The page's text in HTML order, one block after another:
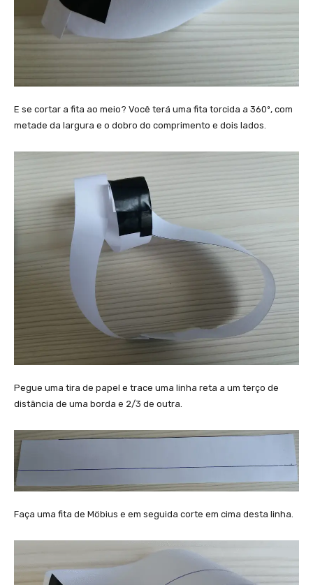
E se cortar a fita ao meio? Você terá uma fita torcida a 360º, com
metade da largura e o dobro do comprimento e dois lados.
Pegue uma tira de papel e trace uma linha reta a um terço de
distância de uma borda e 2/3 de outra.
Faça uma fita de Möbius e em seguida corte em cima desta linha.